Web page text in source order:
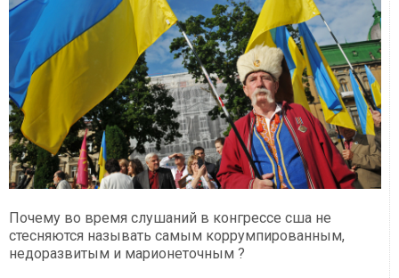
Почему во время слушаний в конгрессе сша не
стесняются называть самым коррумпированным,
недоразвитым и марионеточным ?